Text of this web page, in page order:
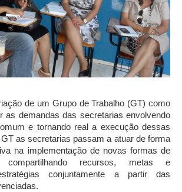
de um Grupo de Trabalho (GT) como
as demandas das secretarias envolvendo
e tornando real a execução dessas
as secretarias passam a atuar de forma
na implementação de novas formas de
compartilhando recursos, metas e
conjuntamente a partir das